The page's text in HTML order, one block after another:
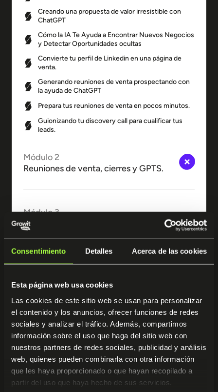
Consentimiento Detalles Acerca de las cookies
Esta página web usa cookies
Las cookies de este sitio web se usan para personalizar
el contenido y los anuncios, ofrecer funciones de redes
sociales y analizar el tráfico. Además, compartimos
información sobre el uso que haga del sitio web con
nuestros partners de redes sociales, publicidad y análisis
web, quienes pueden combinarla con otra información
que les haya proporcionado o que hayan recopilado a
partir del uso que haya hecho de sus servicios.
Creando una propuesta de valor irresistible con
ChatGPT
Cómo la IA Te Ayuda a Encontrar Nuevos Negocios
y Detectar Oportunidades ocultas
Convierte tu perfil de Linkedin en una página de
venta.
Generando reuniones de venta prospectando con
la ayuda de ChatGPT
Prepara tus reuniones de venta en pocos minutos.
Guionizando tu discovery call para cualificar tus
leads.
Módulo 2
Reuniones de venta, cierres y GPTS.
Módulo 3
Herramientas automatización Linkedin
& scraping
Auditoría de GPTs personalizados con
Verónica González
Bonus 2
Crea paso a paso tu asistente de voz